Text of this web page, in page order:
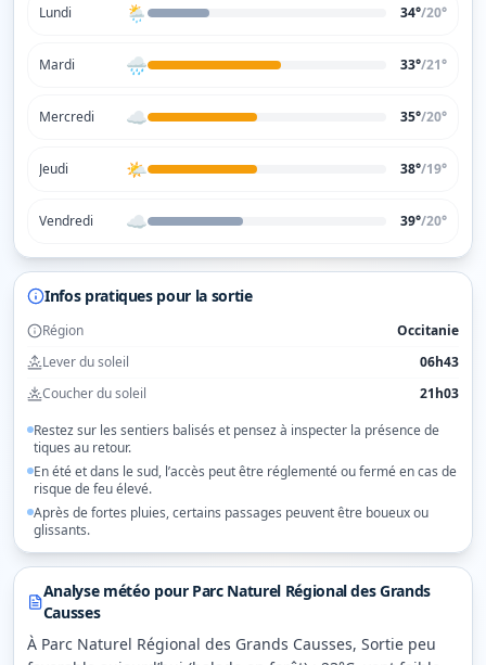
Lundi 🌦️ 34°/20°
Mardi 🌧️ 33°/21°
Mercredi ☁️ 35°/20°
Jeudi 🌤️ 38°/19°
Vendredi ☁️ 39°/20°
Infos pratiques pour la sortie
Région
Occitanie
Lever du soleil
06h43
Coucher du soleil
21h03
Restez sur les sentiers balisés et pensez à inspecter la présence de
tiques au retour.
En été et dans le sud, l’accès peut être réglementé ou fermé en cas de
risque de feu élevé.
Après de fortes pluies, certains passages peuvent être boueux ou
glissants.
Analyse météo pour Parc Naturel Régional des Grands
Causses
À Parc Naturel Régional des Grands Causses, Sortie peu